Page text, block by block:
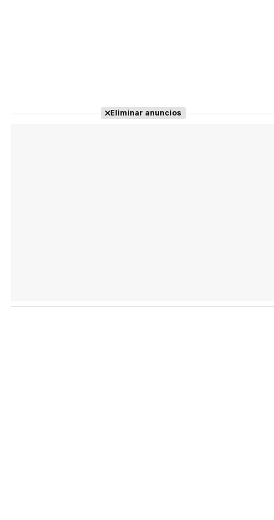
Eliminar anuncios